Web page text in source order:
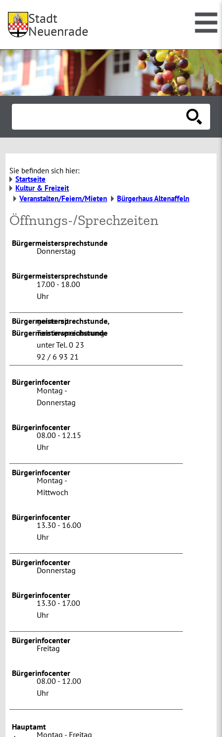
Stadt
Neuenrade
Sie befinden sich hier:
Startseite
Kultur & Freizeit
Veranstalten/Feiern/Mieten
Bürgerhaus Altenaffeln
Öffnungs-/Sprechzeiten
Bürgermeistersprechstunde
Donnerstag
Bürgermeistersprechstunde
17.00 - 18.00
Uhr
Bürgermeistersprechstunde,
Bürgermeistersprechstunde
gerne mit
Terminvereinbarung
unter Tel. 0 23
92 / 6 93 21
Bürgerinfocenter
Montag -
Donnerstag
Bürgerinfocenter
08.00 - 12.15
Uhr
Bürgerinfocenter
Montag -
Mittwoch
Bürgerinfocenter
13.30 - 16.00
Uhr
Bürgerinfocenter
Donnerstag
Bürgerinfocenter
13.30 - 17.00
Uhr
Bürgerinfocenter
Freitag
Bürgerinfocenter
08.00 - 12.00
Uhr
Hauptamt
Montag - Freitag